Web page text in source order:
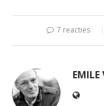
7 reacties
EMILE